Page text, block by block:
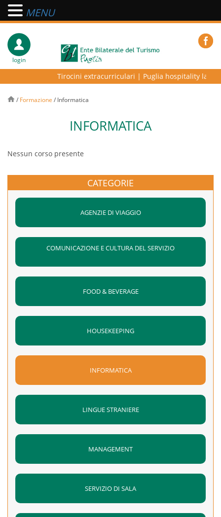
login
Tirocini extracurriculari|Puglia hospitality lab –
/ Formazione / Informatica
INFORMATICA
Nessun corso presente
CATEGORIE
AGENZIE DI VIAGGIO
COMUNICAZIONE E CULTURA DEL SERVIZIO
FOOD & BEVERAGE
HOUSEKEEPING
INFORMATICA
LINGUE STRANIERE
MANAGEMENT
SERVIZIO DI SALA
MENU